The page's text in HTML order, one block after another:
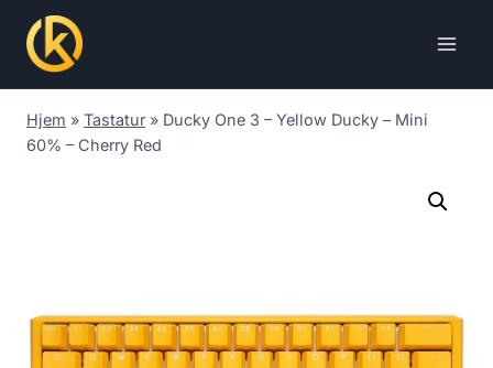
content
Hjem » Tastatur » Ducky One 3 – Yellow Ducky – Mini
60% – Cherry Red